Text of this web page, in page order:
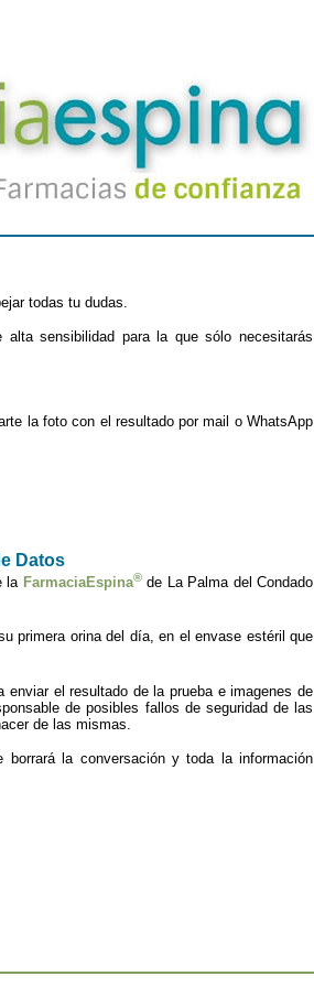
todas tu dudas.
sensibilidad para la que sólo necesitarás
la foto con el resultado por mail o WhatsApp
Datos
la FarmaciaEspina®de La Palma del Condado
primera orina del día, en el envase estéril que
enviar el resultado de la prueba e imagenes de
de posibles fallos de seguridad de las
de las mismas.
la conversación y toda la información